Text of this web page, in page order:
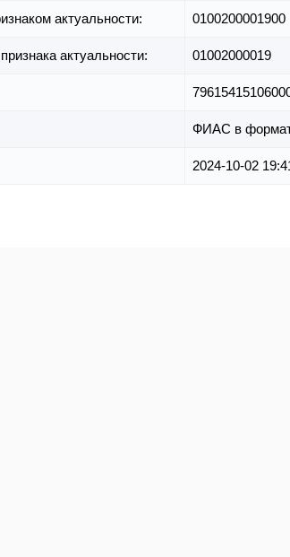
актуальности: 0100200001900
актуальности: 01002000019
ФИАС в
2024-10-02